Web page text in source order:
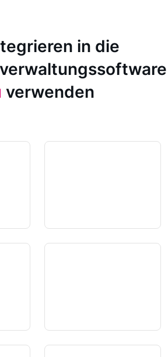
in die
verwenden